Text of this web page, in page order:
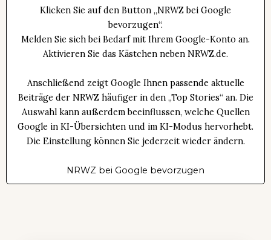
Klicken Sie auf den Button „NRWZ bei Google
bevorzugen“.
Melden Sie sich bei Bedarf mit Ihrem Google-Konto an.
Aktivieren Sie das Kästchen neben NRWZ.de.
Anschließend zeigt Google Ihnen passende aktuelle
Beiträge der NRWZ häufiger in den „Top Stories“ an. Die
Auswahl kann außerdem beeinflussen, welche Quellen
Google in KI-Übersichten und im KI-Modus hervorhebt.
Die Einstellung können Sie jederzeit wieder ändern.
NRWZ bei Google bevorzugen